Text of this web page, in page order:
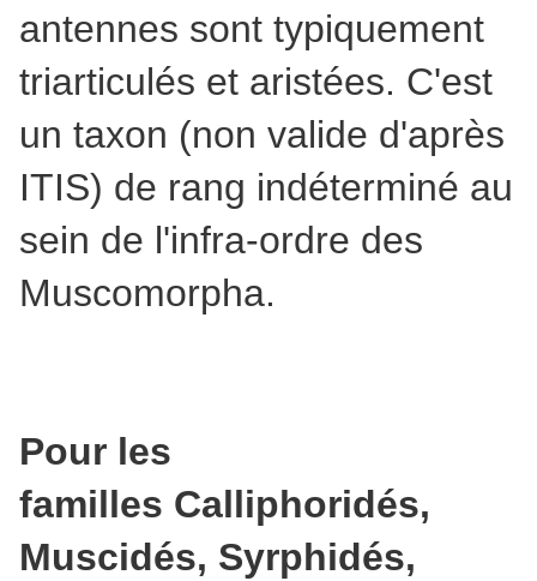
antennes sont typiquement
triarticulés et aristées. C'est
un taxon (non valide d'après
ITIS) de rang indéterminé au
sein de l'infra-ordre des
Muscomorpha.
Pour les
familles Calliphoridés,
Muscidés, Syrphidés,